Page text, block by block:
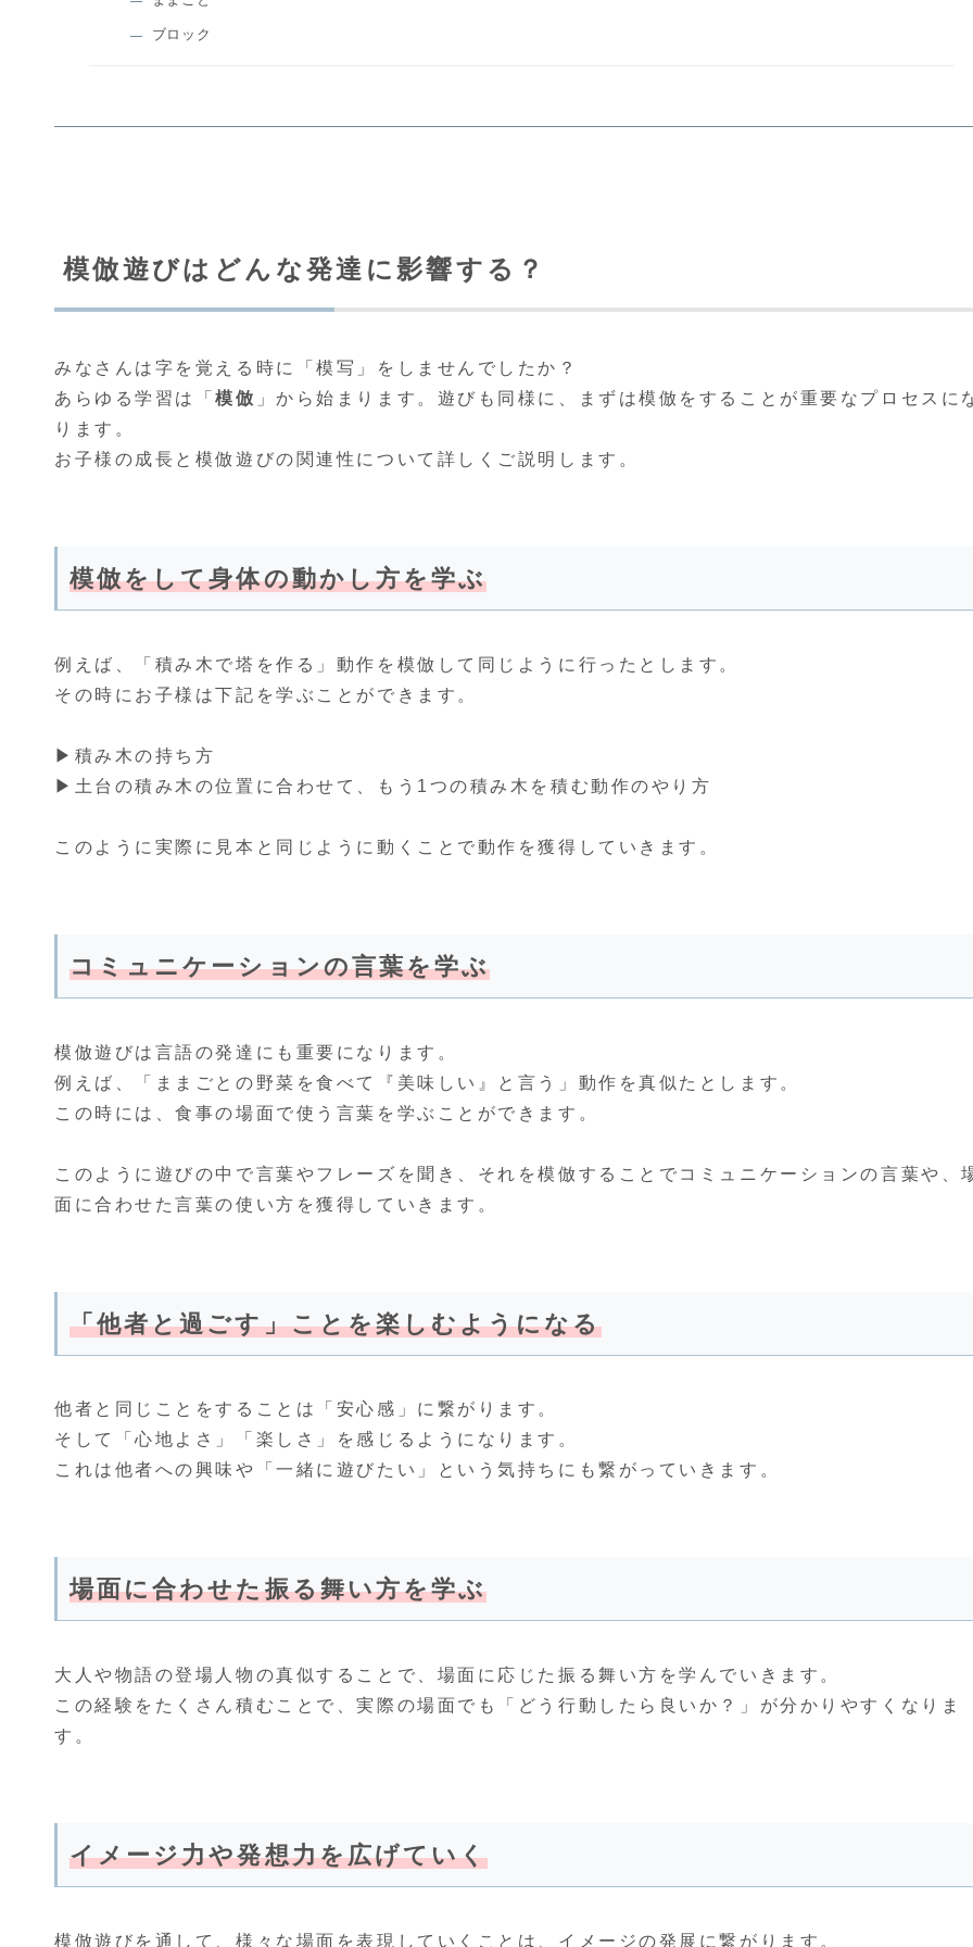
ブロック
模倣遊びはどんな発達に影響する？
みなさんは字を覚える時に「模写」をしませんでしたか？
あらゆる学習は「模倣 」から始まります。遊びも同様に、まずは模倣をすることが重要なプロセスに
ります。
お子様の成長と模倣遊びの関連性について詳しくご説明します。
模倣をして身体の動かし方を学ぶ
例えば、「積み木で塔を作る」動作を模倣して同じように行ったとします。
その時にお子様は下記を学ぶことができます。
▶︎積み木の持ち方
▶︎土台の積み木の位置に合わせて、もう1つの積み木を積む動作のやり方
このように実際に見本と同じように動くことで動作を獲得していきます。
コミュニケーションの言葉を学ぶ
模倣遊びは言語の発達にも重要になります。
例えば、「ままごとの野菜を食べて『美味しい』と言う」動作を真似たとします。
この時には、食事の場面で使う言葉を学ぶことができます。
このように遊びの中で言葉やフレーズを聞き、それを模倣することでコミュニケーションの言葉や、
面に合わせた言葉の使い方を獲得していきます。
「他者と過ごす」ことを楽しむようになる
他者と同じことをすることは「安心感」に繋がります。
そして「心地よさ」「楽しさ」を感じるようになります。
これは他者への興味や「一緒に遊びたい」という気持ちにも繋がっていきます。
場面に合わせた振る舞い方を学ぶ
大人や物語の登場人物の真似することで、場面に応じた振る舞い方を学んでいきます。
この経験をたくさん積むことで、実際の場面でも「どう行動したら良いか？」が分かりやすくなりま
す。
イメージ力や発想力を広げていく
模倣遊びを通して、様々な場面を表現していくことは、イメージの発展に繋がります。